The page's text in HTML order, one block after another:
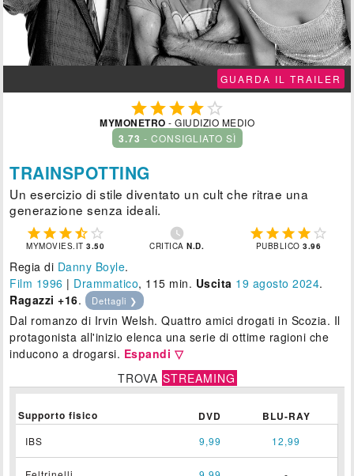
GUARDA IL TRAILER
 
MYMONETRO - GIUDIZIO MEDIO
3.73 - CONSIGLIATO SÌ
TRAINSPOTTING
Un esercizio di stile diventato un cult che ritrae una
generazione senza ideali.
    
MYMOVIES.IT3.50

CRITICAN.D.
    
PUBBLICO3.96
Regia di Danny Boyle.
Film 1996 | Drammatico, 115 min. Uscita 19 agosto 2024.
Ragazzi +16. Dettagli ❯
Dal romanzo di Irvin Welsh. Quattro amici drogati in Scozia. Il
protagonista all'inizio elenca una serie di ottime ragioni che
inducono a drogarsi. Espandi ▽
TROVA STREAMING
Supporto fisico DVD BLU-RAY
IBS 9,99 12,99